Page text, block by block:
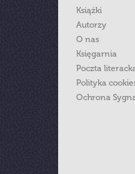
Książki
Autorzy
O nas
Księgarnia
Poczta
Polityka
Ochrona